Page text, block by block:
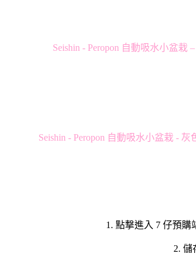
Seishin - Peropon 自動吸水小盆栽
Seishin - Peropon 自動吸水小盆栽 -
1. 點撃進入 7 仔預購
2. 儲